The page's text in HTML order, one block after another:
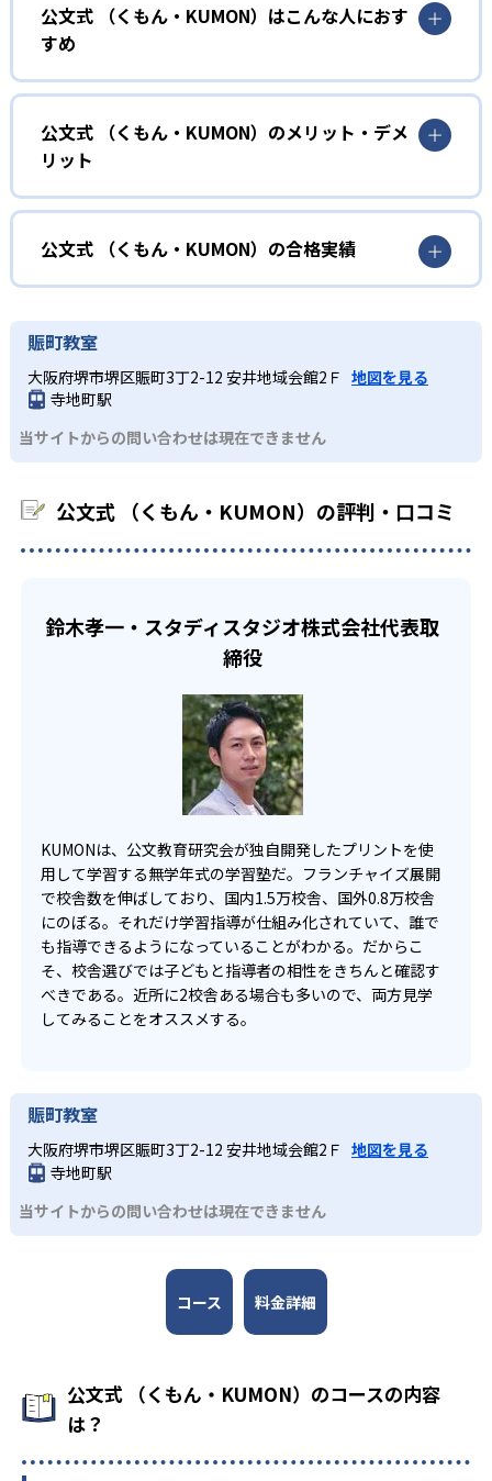
KUMONでは、年齢や学年にとらわれずに、一人ひとりの学
力に応じたレベルから学習を始めている。
確実に100点が取れるレベルから少しずつ難易度を上げてい
しさを経験できる。
KUMONの教材は、簡単な問題から高度な問題へと、スモー
ルステップで進んでいけるよう工夫されている。このスタ
イルは子どもの学習意欲をかき立てるため、教えてもらう
という受け身の姿勢ではなく、自ら進んで学ぶ姿勢を身に
つけられるだろう。
また、自学学習スタイルで学ぶ子どもたちは、自らの学習
課題に気がつくようになる。学年を超えた範囲も学習でき
るため、早い時期から高校教材に進む生徒もいる。
03 フレキシブルな受講スタイル
でも週2回受講できる。そのため、部活や他の習い事で忙し
らのオンライン受講と通室を組み合わせることも可能だ。
公文式 （くもん・KUMON）はこんな人におす
すめ
幼児
小学校に入る準備をしたい幼児向け
KUMONでは細かいステップに分かれた教材で、わかる楽し
さを経験しながら無理なく力を高めていける。
性格や学習への取り組み姿勢に合わせて内容も調整するた
め、小学校に入ってもつまずきにくい学力を身につけられ
るだろう。
中学に向けて苦手教科を克服したい子ども向け
KUMONでは経験豊富な先生が、子どものやる気を引き出せ
るよう適切なヒントを与えたり、声かけをしたりしてい
少しずつ苦手意識を克服できるだろう。
部活や習い事と両立したい生徒向け
KUMONでは、一人ひとりの学習状況やスケジュールに合わ
宿題の量や進め方に関しては、いつでも気軽に相談可能
だ。
公文式 （くもん・KUMON）のメリット・デメ
リット
どんなメリットがある？
KUMONでは自学自習スタイルで勉強するため、集中力や目
標に向かって頑張りやり抜く力を育むことができる。ま
た、年齢や学年にとらわれずに自分の学力に相応したレベ
ルから学習できるため、難しすぎてやる気を損ねたり、簡
単すぎて退屈することもない。
どんなデメリットがある？
KUMONでは、中高生のクラスでも数学・英語・国語の3教
科に限られるため、その他の教科に関しては他塾を検討す
る必要があるだろう。
公文式 （くもん・KUMON）の合格実績
KUMONは、公式サイトでは合格実績は公開していない。志
望校への実績があるかどうかは、通う予定の教室に問い合
わせたい。
賑町教室
大阪府堺市堺区賑町3丁2-12 安井地域会館2Ｆ 地図を見る
寺地町駅
当サイトからの問い合わせは現在できません
公文式 （くもん・KUMON）の評判・口コミ
鈴木孝一・スタディスタジオ株式会社代表取
締役
KUMONは、公文教育研究会が独自開発したプリントを使
用して学習する無学年式の学習塾だ。フランチャイズ展開
で校舎数を伸ばしており、国内1.5万校舎、国外0.8万校舎
にのぼる。それだけ学習指導が仕組み化されていて、誰で
も指導できるようになっていることがわかる。だからこ
そ、校舎選びでは子どもと指導者の相性をきちんと確認す
べきである。近所に2校舎ある場合も多いので、両方見学
してみることをオススメする。
賑町教室
大阪府堺市堺区賑町3丁2-12 安井地域会館2Ｆ 地図を見る
寺地町駅
当サイトからの問い合わせは現在できません
コース 料金詳細
公文式 （くもん・KUMON）のコースの内容
は？